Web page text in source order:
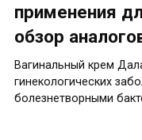
применения
обзор
Вагинальный крем
гинекологических
болезнетворными